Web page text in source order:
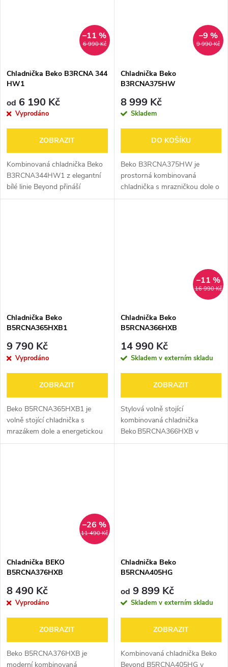
6 990 Kč
–11 %
Chladnička Beko B3RCNA 344
HW1
od 6 190 Kč
Vyprodáno
ZOBRAZIT
Kombinovaná chladnička Beko
B3RCNA344HW1 z elegantní
bílé linie Beyond přináší
dokonalou rovnováhu mezi
9 990 Kč
–9 %
Chladnička Beko
B3RCNA375HW
8 999 Kč
Skladem
DO KOŠÍKU
Beko B3RCNA375HW je
prostorná kombinovaná
chladnička s mrazničkou dole o
celkovém objemu 370 l. Nabízí
Chladnička Beko
B5RCNA365HXB1
9 790 Kč
Vyprodáno
ZOBRAZIT
Beko B5RCNA365HXB1 je
volně stojící chladnička s
mrazákem dole a energetickou
třídou D. Díky technologii
16 990 Kč
–11 %
Chladnička Beko
B5RCNA366HXB
14 990 Kč
Skladem v externím skladu
ZOBRAZIT
Stylová volně stojící
kombinovaná chladnička
Beko B5RCNA366HXB v
elegantním provedení „brushed
11 490 Kč
–26 %
Chladnička BEKO
B5RCNA376HXB
8 490 Kč
Vyprodáno
ZOBRAZIT
Beko B5RCNA376HXB je
moderní kombinovaná
Chladnička Beko
B5RCNA405HG
od 9 899 Kč
Skladem v externím skladu
ZOBRAZIT
Kombinovaná chladnička Beko
Beyond B5RCNA405HG v